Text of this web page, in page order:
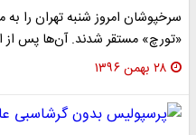
سرخپوشان امروز شنبه تهران را
«تورچ» مستقر شدند. آن‌ها پس از
۲۸ بهمن ۱۳۹۶